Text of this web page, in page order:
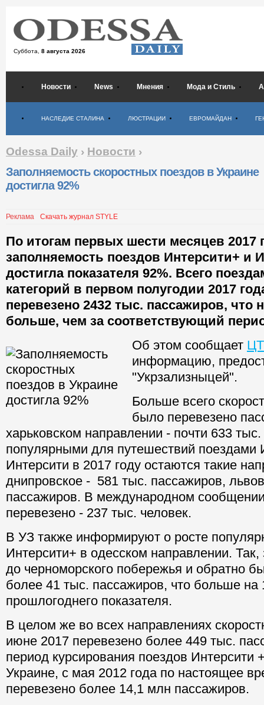
Суббота, 8 августа 2026
Новости News Мнения Мода и Стиль
НАСЛЕДИЕ СТАЛИНА ЛЮСТРАЦИИ ЕВРОМАЙДАН
Odessa Daily › Новости ›
Заполняемость скоростных поездов в Украине
достигла 92%
Реклама Скачать журнал STYLE
По итогам первых шести месяцев 2017
заполняемость поездов Интерсити+ и
достигла показателя 92%. Всего
категорий в первом полугодии 2017
перевезено 2432 тыс. пассажиров, что
больше, чем за соответствующий
Об этом сообщает
информацию,
"Укрзализныцей".
Больше всего
было перевезено
харьковском направлении - почти 633
популярными для путешествий поездами
Интерсити в 2017 году остаются такие
днипровское - 581 тыс. пассажиров,
пассажиров. В международном
перевезено - 237 тыс. человек.
В УЗ также информируют о росте
Интерсити+ в одесском направлении.
до черноморского побережья и обратно
более 41 тыс. пассажиров, что больше на
прошлогоднего показателя.
В целом же во всех направлениях
июне 2017 перевезено более 449 тыс.
период курсирования поездов Интерсити
Украине, с мая 2012 года по настоящее
перевезено более 14,1 млн пассажиров.